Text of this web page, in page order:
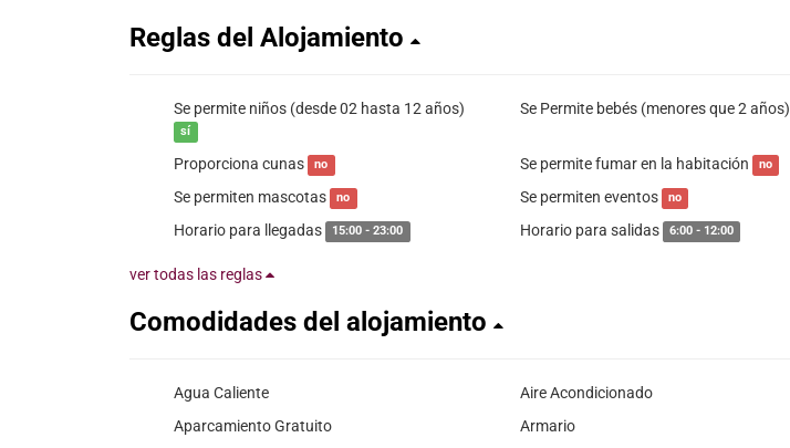
Reglas del Alojamiento
Se permite niños (desde 02 hasta 12 años)
sí
Se Permite bebés (menores que 2 años)
Proporciona cunas no Se permite fumar en la habitación no
Se permiten mascotas no Se permiten eventos no
Horario para llegadas 15:00 - 23:00 Horario para salidas 6:00 - 12:00
ver todas las reglas
Comodidades del alojamiento
Agua Caliente
Aire Acondicionado
Aparcamiento Gratuito
Armario